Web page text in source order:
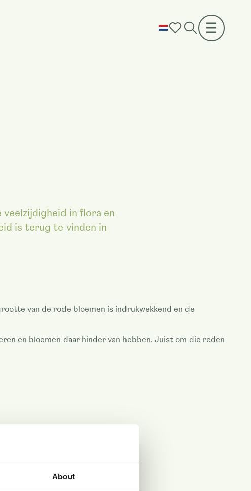
About
in flora en
is terug te vinden in
van de rode bloemen is indrukwekkend en de
en bloemen daar hinder van hebben. Juist om die reden